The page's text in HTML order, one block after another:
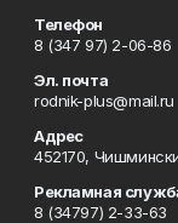
Телефон
8 (347 97) 2-06-86
Эл. почта
rodnik-plus@mail.ru
Адрес
452170,
Рекламная
8 (34797) 2-33-63